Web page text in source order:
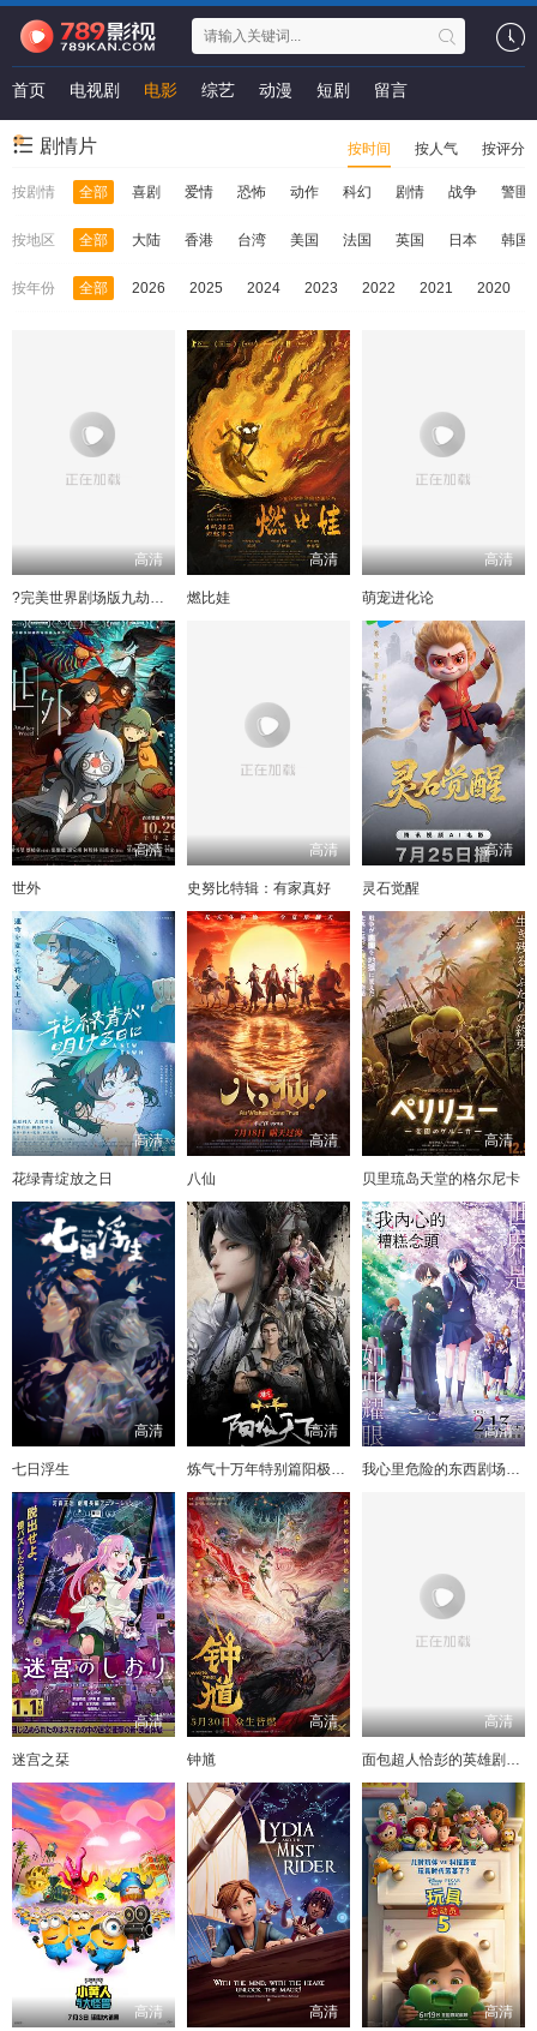
首页 电视剧 电影 综艺 动漫 短剧 留言
剧情片 按时间 按人气 按评分
按剧情 全部 喜剧 爱情 恐怖 动作 科幻 剧情 战争 警匪
按地区 全部 大陆 香港 台湾 美国 法国 英国 日本 韩国
按年份 全部 2026 2025 2024 2023 2022 2021 2020
高清
?完美世界剧场版九劫焚天?
高清
燃比娃
高清
萌宠进化论
高清
世外
高清
史努比特辑：有家真好
高清
灵石觉醒
高清
花绿青绽放之日
高清
八仙
高清
贝里琉岛天堂的格尔尼卡
高清
七日浮生
高清
炼气十万年特别篇阳极天下
高清
我心里危险的东西剧场版劇場版
高清
迷宫之栞
高清
钟馗
高清
面包超人恰彭的英雄剧场版(普通话)
高清 高清 高清